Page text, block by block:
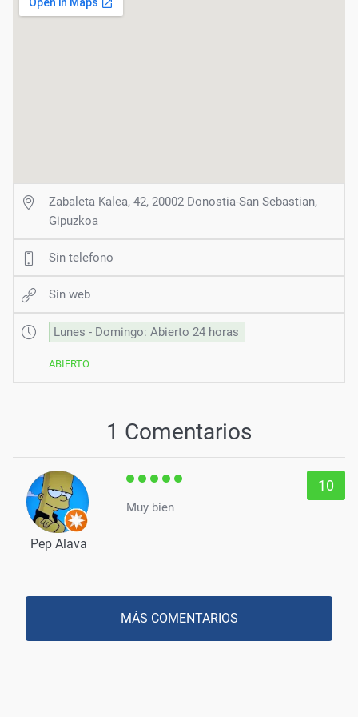
Zabaleta Kalea, 42, 20002 Donostia-San Sebastian,
Gipuzkoa
Sin telefono
Sin web
Lunes - Domingo: Abierto 24 horas
ABIERTO
1 Comentarios
Pep Alava
10
Muy bien
MÁS COMENTARIOS